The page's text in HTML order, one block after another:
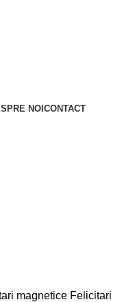
NOICONTACT
magnetice Felicitari